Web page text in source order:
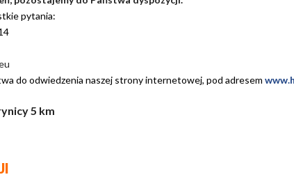
pytania:
do odwiedzenia naszej strony internetowej, pod adresem
5 km